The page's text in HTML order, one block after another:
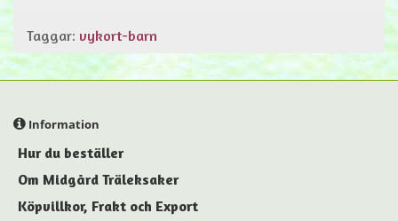
Taggar: vykort-barn
Information
Hur du beställer
Om Midgård Träleksaker
Köpvillkor, Frakt och Export